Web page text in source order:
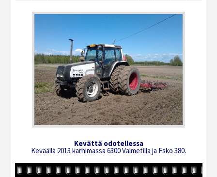
Kevättä odotellessa
Keväällä 2013 karhimassa 6300 Valmetilla ja Esko 380.